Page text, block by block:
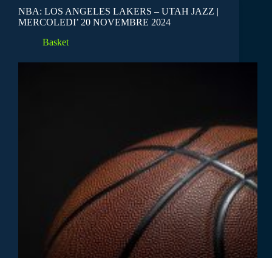
NBA: LOS ANGELES LAKERS – UTAH JAZZ |
MERCOLEDI’ 20 NOVEMBRE 2024
Basket